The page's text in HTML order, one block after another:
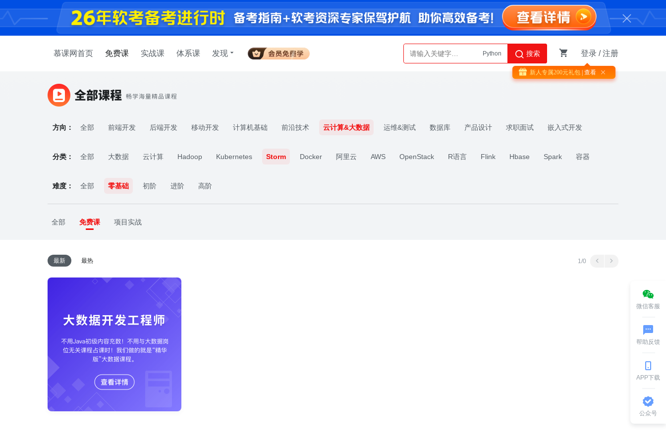
慕课网首页 免费课 实战课 体系课 发现
Python
AI智能体
搜索 登录 /注册
新人专属200元礼包 | 查看 
方向： 全部 前端开发 后端开发 移动开发 计算机基础 前沿技术 云计算&大数据 运维&测试 数据库 产品设计 求职面试 嵌入式开发
分类：
全部 大数据 云计算 Hadoop Kubernetes Storm Docker 阿里云 AWS OpenStack R语言 Flink Hbase Spark 容器
难度： 全部 零基础 初阶 进阶 高阶
全部 免费课 项目实战
最新 最热 1/0
微信客服
帮助反馈
APP下载
公众号